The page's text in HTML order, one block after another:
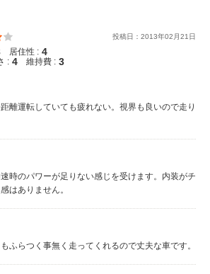
投稿日： 2013年02 月21 日
居住性 : 4
: 4 維持費 : 3
離運転していても疲れない。視界も良いので走り
時のパワーが足りない感じを受けます。内装がチ
はありません。
ふらつく事無く走ってくれるので丈夫な車です。